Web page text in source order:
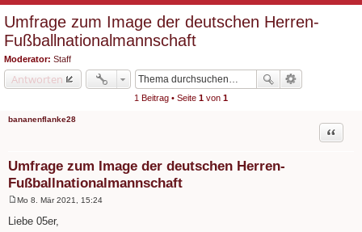
Umfrage zum Image der deutschen Herren-
Fußballnationalmannschaft
Moderator: Staff
Antworten
1 Beitrag • Seite 1 von 1
bananenflanke28
Umfrage zum Image der deutschen Herren-
Fußballnationalmannschaft
Zitat
i
Mo 8. Mär 2021, 15:24
Liebe 05er,